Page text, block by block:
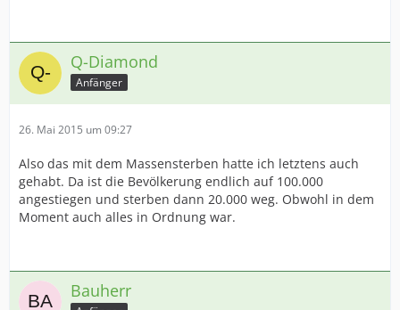
Q-Diamond
Anfänger
26. Mai 2015 um 09:27
Also das mit dem Massensterben hatte ich letztens auch
gehabt. Da ist die Bevölkerung endlich auf 100.000
angestiegen und sterben dann 20.000 weg. Obwohl in dem
Moment auch alles in Ordnung war.
Bauherr